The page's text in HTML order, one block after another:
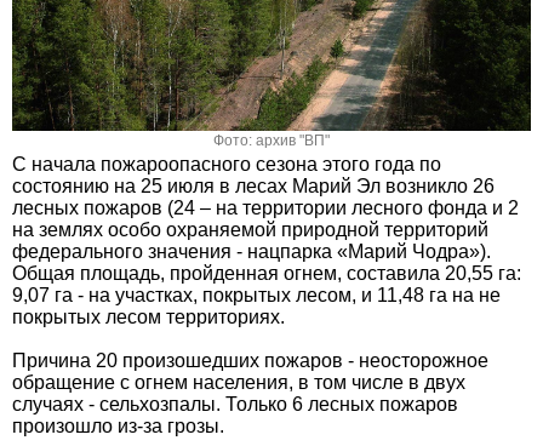
Фото: архив "ВП"
С начала пожароопасного сезона этого года по
состоянию на 25 июля в лесах Марий Эл возникло 26
лесных пожаров (24 – на территории лесного фонда и 2
на землях особо охраняемой природной территорий
федерального значения - нацпарка «Марий Чодра»).
Общая площадь, пройденная огнем, составила 20,55 га:
9,07 га - на участках, покрытых лесом, и 11,48 га на не
покрытых лесом территориях.
Причина 20 произошедших пожаров - неосторожное
обращение с огнем населения, в том числе в двух
случаях - сельхозпалы. Только 6 лесных пожаров
произошло из-за грозы.